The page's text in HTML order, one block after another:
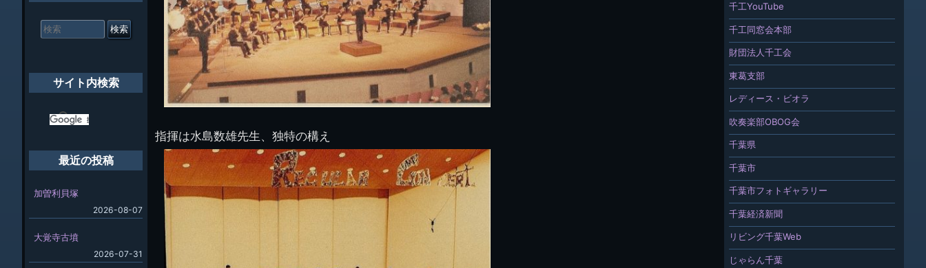
生実校舎初期の実習
200601雪景色
2008.08 生実校舎
指揮は水島数雄先生、独特の構え
千工YouTube
千工同窓会本部
財団法人千工会
東葛支部
レディース・ビオラ
吹奏楽部OBOG会
千葉県
千葉市
千葉市フォトギャラリー
千葉経済新聞
リビング千葉Web
じゃらん千葉
索
サイト内検索
最近の投稿
加曽利貝塚
2026-08-07
大覚寺古墳
2026-07-31